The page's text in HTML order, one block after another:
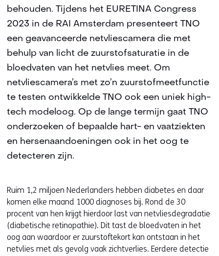
behouden. Tijdens het EURETINA Congress
2023 in de RAI Amsterdam presenteert TNO
een geavanceerde netvliescamera die met
behulp van licht de zuurstofsaturatie in de
bloedvaten van het netvlies meet. Om
netvliescamera’s met zo’n zuurstofmeetfunctie
te testen ontwikkelde TNO ook een uniek high-
tech modeloog. Op de lange termijn gaat TNO
onderzoeken of bepaalde hart- en vaatziekten
en hersenaandoeningen ook in het oog te
detecteren zijn.
Ruim 1,2 miljoen Nederlanders hebben diabetes en daar
komen elke maand 1000 diagnoses bij. Rond de 30
procent van hen krijgt hierdoor last van netvliesdegradatie
(diabetische retinopathie). Dit tast de bloedvaten in het
oog aan waardoor er zuurstoftekort kan ontstaan in het
netvlies met als gevolg vaak zichtverlies. Eerdere detectie